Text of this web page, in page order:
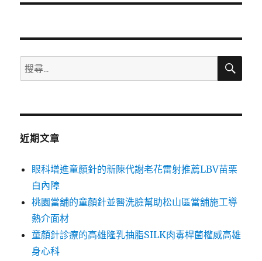
文
搜
尋
鍵
搜
近期文章
眼科增進童顏針的新陳代謝老花雷射推薦LBV苗栗
白內障
桃園當舖的童顏針並醫洗臉幫助松山區當舖施工導
熱介面材
童顏針診療的高雄隆乳抽脂SILK肉毒桿菌權威高雄
身心科